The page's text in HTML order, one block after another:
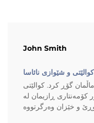
John Smith
کوالێتی و شێوازی نائاسا
گۆڕ کرد. کوالێتی
کۆمەنتاری ڕازیمان لە